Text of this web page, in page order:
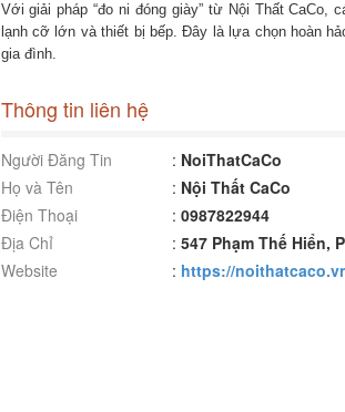
Với giải pháp “đo ni đóng giày” từ Nội Thất
lạnh cỡ lớn và thiết bị bếp. Đây là lựa chọn hoàn
gia đình.
Thông tin liên hệ
Người Đăng Tin : NoiThatCaCo
Họ và Tên
: Nội Thất CaCo
Điện Thoại
: 0987822944
Địa Chỉ
: 547 Phạm Thế Hiển,
Website
: https://